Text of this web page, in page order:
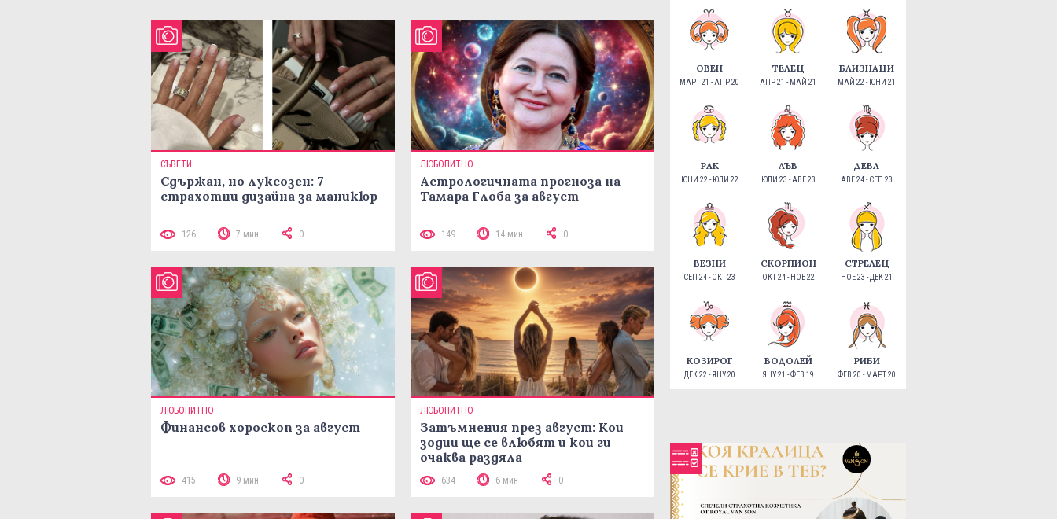
СЪВЕТИ
Сдържан, но луксозен: 7
страхотни дизайна за маникюр
126 7 мин 0
ЛЮБОПИТНО
Астрологичната прогноза на
Тамара Глоба за август
149 14 мин 0
ЛЮБОПИТНО
Финансов хороскоп за август
415 9 мин 0
ЛЮБОПИТНО
Затъмнения през август: Кои
зодии ще се влюбят и кои ги
очаква раздяла
634 6 мин 0
ОВЕН
МАРТ 21 - АПР 20
ТЕЛЕЦ
АПР 21 - МАЙ 21
БЛИЗНАЦИ
МАЙ 22 - ЮНИ 21
РАК
ЮНИ 22 - ЮЛИ 22
ЛЪВ
ЮЛИ 23 - АВГ 23
ДЕВА
АВГ 24 - СЕП 23
ВЕЗНИ
СЕП 24 - ОКТ 23
СКОРПИОН
ОКТ 24 - НОЕ 22
СТРЕЛЕЦ
НОЕ 23 - ДЕК 21
КОЗИРОГ
ДЕК 22 - ЯНУ 20
ВОДОЛЕЙ
ЯНУ 21 - ФЕВ 19
РИБИ
ФЕВ 20 - МАРТ 20